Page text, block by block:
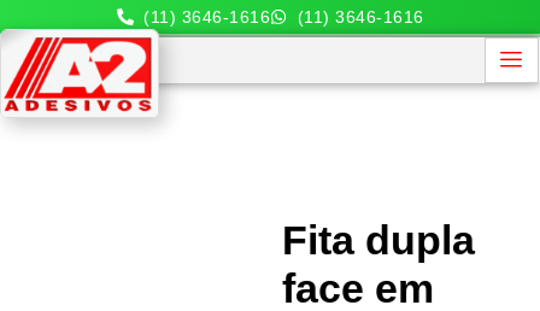
(11) 3646-1616 (11) 3646-1616
Fita dupla
face em